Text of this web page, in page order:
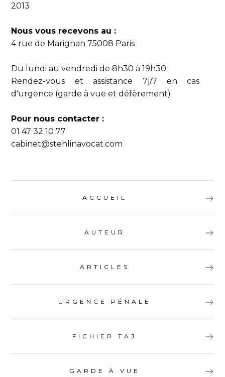
2013
Nous vous recevons au :
4 rue de Marignan 75008 Paris
Du lundi au vendredi de 8h30 à 19h30
Rendez-vous et assistance 7j/7 en cas
d'urgence (garde à vue et défèrement)
Pour nous contacter :
01 47 32 10 77
cabinet@stehlinavocat.com
ACCUEIL
AUTEUR
ARTICLES
URGENCE PÉNALE
FICHIER TAJ
GARDE À VUE